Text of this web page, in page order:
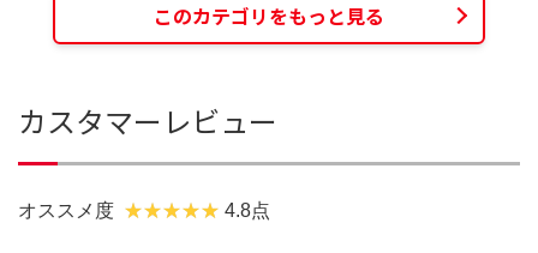
このカテゴリをもっと見る
カスタマーレビュー
オススメ度 4.8点